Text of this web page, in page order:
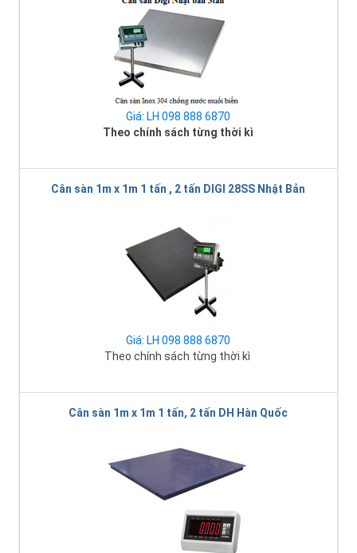
Giá: LH 098 888 6870
Theo chính sách từng thời kì
Cân sàn 1m x 1m 1 tấn , 2 tấn DIGI 28SS Nhật Bản
Giá: LH 098 888 6870
Theo chính sách từng thời kì
Cân sàn 1m x 1m 1 tấn, 2 tấn DH Hàn Quốc